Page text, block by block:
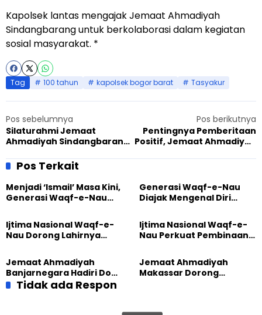
Kapolsek lantas mengajak Jemaat Ahmadiyah
Sindangbarang untuk berkolaborasi dalam kegiatan
sosial masyarakat. *
Tag 100 tahun kapolsek bogor barat Tasyakur
Pos sebelumnya
Silaturahmi Jemaat
Ahmadiyah Sindangbarang
Tasyakur
Pos berikutnya
Pentingnya Pemberitaan
Positif, Jemaat Ahmadiyah
Bersinergi
Pos Terkait
Menjadi ‘Ismail’ Masa Kini,
Generasi Waqf-e-Nau
Pengabdian
Generasi Waqf-e-Nau
Diajak Mengenal Diri
Dunia
Ijtima Nasional Waqf-e-
Nau Dorong Lahirnya
yang Militan
Ijtima Nasional Waqf-e-
Nau Perkuat Pembinaan
Masa Depan
Jemaat Ahmadiyah
Banjarnegara Hadiri Doa
Bersama Tasyakuran
Jemaat Ahmadiyah
Makassar Dorong
Tidak ada Respon